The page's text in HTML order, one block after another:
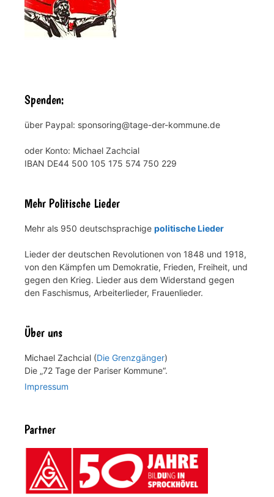
Spenden:
über Paypal: sponsoring@tage-der-kommune.de
oder Konto: Michael Zachcial
IBAN DE44 500 105 175 574 750 229
Mehr Politische Lieder
Mehr als 950 deutschsprachige politische Lieder
Lieder der deutschen Revolutionen von 1848 und 1918,
von den Kämpfen um Demokratie, Frieden, Freiheit, und
gegen den Krieg. Lieder aus dem Widerstand gegen
den Faschismus, Arbeiterlieder, Frauenlieder.
Über uns
Michael Zachcial (Die Grenzgänger)
Die „72 Tage der Pariser Kommune“.
Impressum
Partner